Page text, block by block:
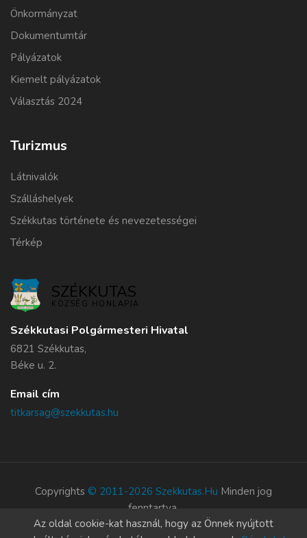
Önkormányzat
Dokumentumtár
Pályázatok
Kiemelt pályázatok
Választás 2024
Turizmus
Látnivalók
Szálláshelyek
Székkutas története és nevezetességei
Térkép
SZÉKKUTAS
KÖZSÉG HONLAPJA
Székkutasi Polgármesteri Hivatal
6821 Székkutas,
Béke u. 2.
Email cím
titkarsag@szekkutas.hu
Copyrights © 2011-2026 Szekkutas.hu Minden jog
fenntartva.
Süti szabályzat
Az oldal cookie-kat használ, hogy az Önnek nyújtott